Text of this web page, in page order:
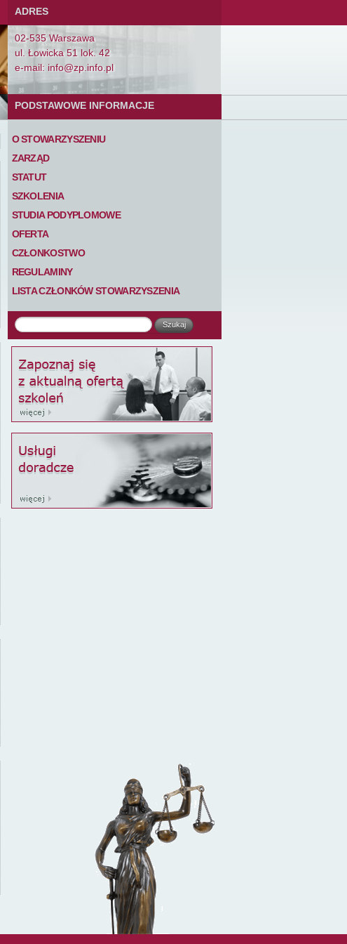
ADRES
02-535 Warszawa
ul. Łowicka 51 lok. 42
e-mail: info@zp.info.pl
PODSTAWOWE INFORMACJE
O STOWARZYSZENIU
ZARZĄD
STATUT
SZKOLENIA
STUDIA PODYPLOMOWE
OFERTA
CZŁONKOSTWO
REGULAMINY
LISTA CZŁONKÓW STOWARZYSZENIA